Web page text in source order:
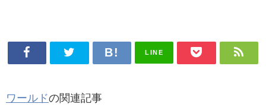
LINE
ワールドの関連記事